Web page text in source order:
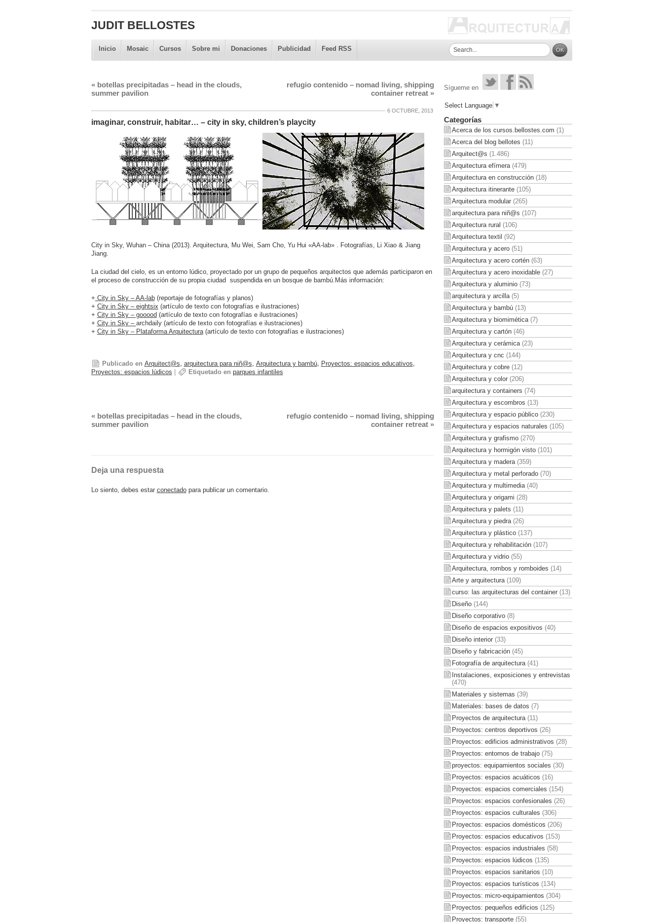
JUDIT BELLOSTES
Inicio Mosaic Cursos Sobre mi Donaciones Publicidad Feed RSS
«botellas precipitadas – head in the clouds,
summer pavilion
refugio contenido – nomad living, shipping
container retreat »
6 OCTUBRE, 2013
imaginar, construir, habitar… – city in sky, children’s playcity
City in Sky, Wuhan – China (2013). Arquitectura, Mu Wei, Sam Cho, Yu Hui «AA-lab» . Fotografías, Li Xiao & Jiang
Jiang.
La ciudad del cielo, es un entorno lúdico, proyectado por un grupo de pequeños arquitectos que además participaron en
el proceso de construcción de su propia ciudad suspendida en un bosque de bambú.Más información:
+ City in Sky – AA-lab(reportaje de fotografías y planos)
+ City in Sky – eightsix (artículo de texto con fotografías e ilustraciones)
+ City in Sky – gooood (artículo de texto con fotografías e ilustraciones)
+ City in Sky – archdaily (artículo de texto con fotografías e ilustraciones)
+ City in Sky – Plataforma Arquitectura(artículo de texto con fotografías e ilustraciones)
Publicado en Arquitect@s, arquitectura para niñ@s, Arquitectura y bambú, Proyectos: espacios educativos,
Proyectos: espacios lúdicos | Etiquetado en parques infantiles
«botellas precipitadas – head in the clouds,
summer pavilion
refugio contenido – nomad living, shipping
container retreat »
Deja una respuesta
Lo siento, debes estar conectadopara publicar un comentario.
Sígueme en
Select Language ▼
Categorías
Acerca de los cursos.bellostes.com (1)
Acerca del blog bellotes (11)
Arquitect@s (1.486)
Arquitectura efímera(479)
Arquitectura en construcción(18)
Arquitectura itinerante(105)
Arquitectura modular(265)
arquitectura para niñ@s (107)
Arquitectura rural (106)
Arquitectura textil (92)
Arquitectura y acero(51)
Arquitectura y acero cortén(63)
Arquitectura y acero inoxidable(27)
Arquitectura y aluminio(73)
arquitectura y arcilla(5)
Arquitectura y bambú(13)
Arquitectura y biomimética(7)
Arquitectura y cartón(46)
Arquitectura y cerámica(23)
Arquitectura y cnc (144)
Arquitectura y cobre(12)
Arquitectura y color(206)
arquitectura y containers (74)
Arquitectura y escombros (13)
Arquitectura y espacio público(230)
Arquitectura y espacios naturales (105)
Arquitectura y grafismo(270)
Arquitectura y hormigón visto(101)
Arquitectura y madera(359)
Arquitectura y metal perforado(70)
Arquitectura y multimedia(40)
Arquitectura y origami (28)
Arquitectura y palets (11)
Arquitectura y piedra(26)
Arquitectura y plástico(137)
Arquitectura y rehabilitación(107)
Arquitectura y vidrio(55)
Arquitectura, rombos y romboides (14)
Arte y arquitectura(109)
curso: las arquitecturas del container(13)
Diseño(144)
Diseño corporativo(8)
Diseño de espacios expositivos (40)
Diseño interior(33)
Diseño y fabricación(45)
Fotografía de arquitectura(41)
Instalaciones, exposiciones y entrevistas
(470)
Materiales y sistemas (39)
Materiales: bases de datos (7)
Proyectos de arquitectura(11)
Proyectos: centros deportivos (26)
Proyectos: edificios administrativos (28)
Proyectos: entornos de trabajo(75)
proyectos: equipamientos sociales (30)
Proyectos: espacios acuáticos (16)
Proyectos: espacios comerciales (154)
Proyectos: espacios confesionales (26)
Proyectos: espacios culturales (306)
Proyectos: espacios domésticos (206)
Proyectos: espacios educativos (153)
Proyectos: espacios industriales (58)
Proyectos: espacios lúdicos (135)
Proyectos: espacios sanitarios (10)
Proyectos: espacios turísticos (134)
Proyectos: micro-equipamientos (304)
Proyectos: pequeños edificios (125)
Proyectos: transporte(55)